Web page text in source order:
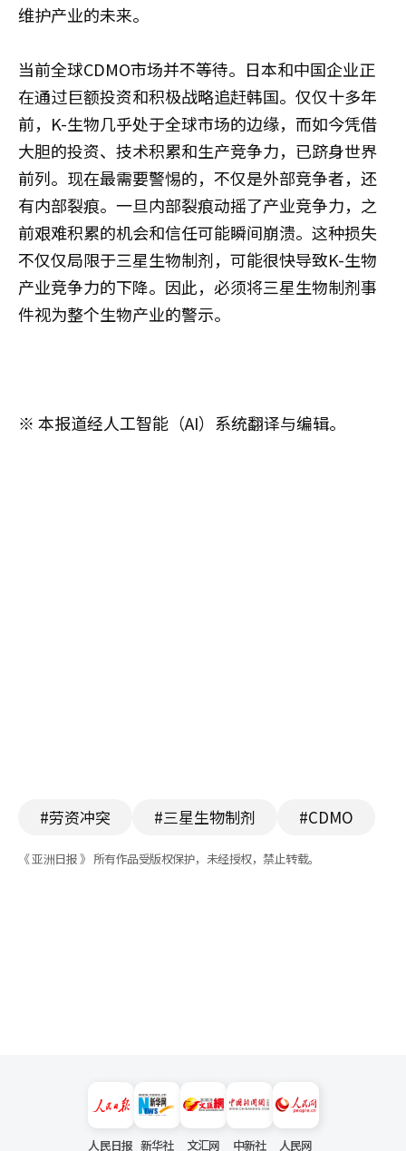
维护产业的未来。
当前全球CDMO市场并不等待。日本和中国企业正
在通过巨额投资和积极战略追赶韩国。仅仅十多年
前，K-生物几乎处于全球市场的边缘，而如今凭借
大胆的投资、技术积累和生产竞争力，已跻身世界
前列。现在最需要警惕的，不仅是外部竞争者，还
有内部裂痕。一旦内部裂痕动摇了产业竞争力，之
前艰难积累的机会和信任可能瞬间崩溃。这种损失
不仅仅局限于三星生物制剂，可能很快导致K-生物
产业竞争力的下降。因此，必须将三星生物制剂事
件视为整个生物产业的警示。
※ 本报道经人工智能（AI）系统翻译与编辑。
#劳资冲突 #三星生物制剂 #CDMO
《 亚洲日报 》 所有作品受版权保护，未经授权，禁止转载。
人民日报 新华社 文汇网 中新社 人民网